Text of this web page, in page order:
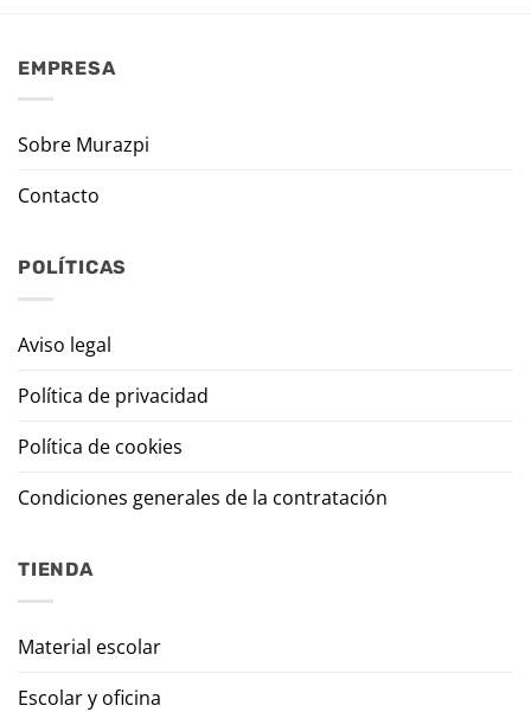
EMPRESA
Sobre Murazpi
Contacto
POLÍTICAS
Aviso legal
Política de privacidad
Política de cookies
Condiciones generales de la contratación
TIENDA
Material escolar
Escolar y oficina